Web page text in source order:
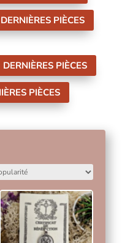
PIÈCES
PIÈCES
PIÈCES